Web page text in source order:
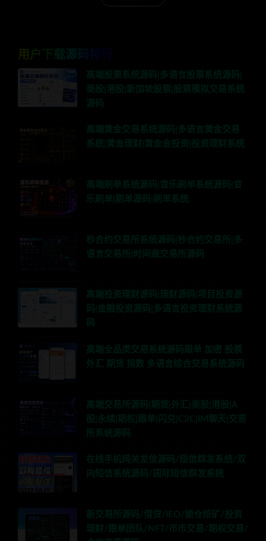
用户下载源码排行
高端股票系统源码|多语言股票系统源码|
美股|港股|新加坡股票|股票模拟交易系统
源码
高端黄金交易系统源码|多语言黄金交易
系统|黄金理财|黄金金投资|投资理财系统
高端刷单系统源码|音乐刷单系统源码|音
乐刷单|刷单源码|刷单系统
秒合约交易所系统源码|秒合约交易所|多
语言交易所|时间盘交易所源码
高端投资理财源码|理财源码|项目投资源
码|金融投资源码|多语言投资理财系统源
码
高端全品类交易系统源码跟单 加密 股票
外汇 期货 指数 多语言综合交易系统源码
高端交易所源码|期货|外汇|美股|港股|A
股|永续|期权|跟单|闪兑|C2C|IM聊天|交易
所系统源码
在线手机网关发信源码/短信群发系统/双
向短信系统源码/国际短信群发系统
新交易所源码/借贷/IEO/锁仓挖矿/投资
理财/跟单团队/NFT/币币交易/期权交易/